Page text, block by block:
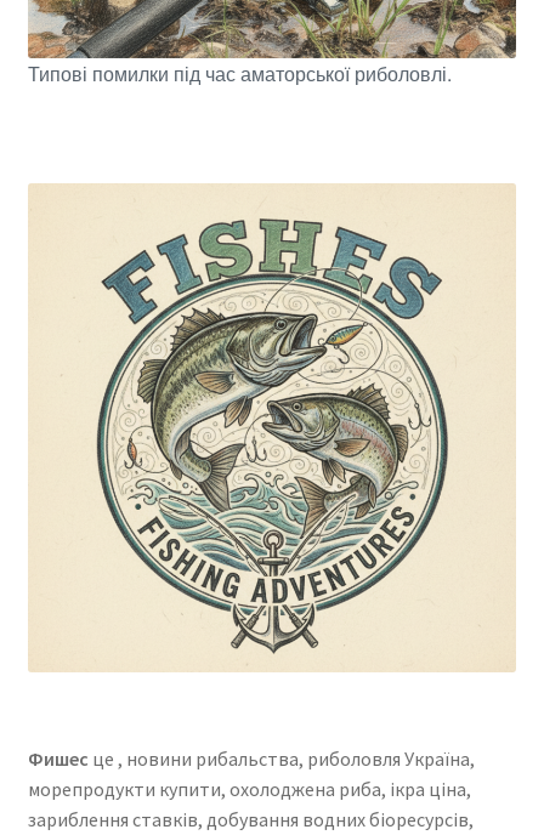
Типові помилки під час аматорської риболовлі.
Фишес це , новини рибальства, риболовля Україна,
морепродукти купити, охолоджена риба, ікра ціна,
зариблення ставків, добування водних біоресурсів,